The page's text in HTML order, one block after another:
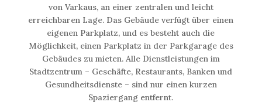
von Varkaus, an einer zentralen und leicht
erreichbaren Lage. Das Gebäude verfügt über einen
eigenen Parkplatz, und es besteht auch die
Möglichkeit, einen Parkplatz in der Parkgarage des
Gebäudes zu mieten. Alle Dienstleistungen im
Stadtzentrum – Geschäfte, Restaurants, Banken und
Gesundheitsdienste – sind nur einen kurzen
Spaziergang entfernt.